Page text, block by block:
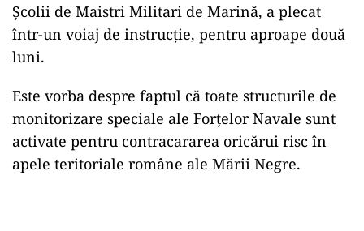
Școlii de Maistri Militari de Marină, a plecat
într-un voiaj de instrucție, pentru aproape două
luni.
Este vorba despre faptul că toate structurile de
monitorizare speciale ale Forțelor Navale sunt
activate pentru contracararea oricărui risc în
apele teritoriale române ale Mării Negre.